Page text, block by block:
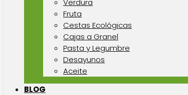
Verdura
Fruta
Cestas Ecológicas
Cajas a Granel
Pasta y Legumbre
Desayunos
Aceite
BLOG